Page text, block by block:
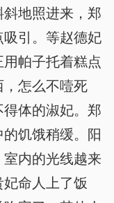
地照进来，郑
引。等赵德妃
帕子托着糕点
怎么不噎死
体的淑妃。郑
饥饿稍缓。阳
内的光线越来
命人上了饭